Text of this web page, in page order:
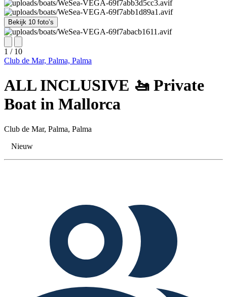
Bekijk 10 foto’s
1 / 10
Club de Mar, Palma, Palma
ALL INCLUSIVE 🚤 Private
Boat in Mallorca
Club de Mar, Palma, Palma
Nieuw